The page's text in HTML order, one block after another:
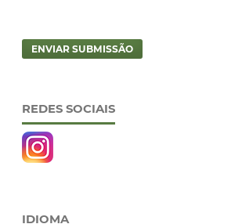
ENVIAR SUBMISSÃO
REDES SOCIAIS
IDIOMA